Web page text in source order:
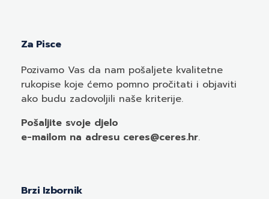
Za Pisce
Pozivamo Vas da nam pošaljete kvalitetne
rukopise koje ćemo pomno pročitati i objaviti
ako budu zadovoljili naše kriterije.
Pošaljite svoje djelo
e-mailom na adresu ceres@ceres.hr.
Brzi Izbornik